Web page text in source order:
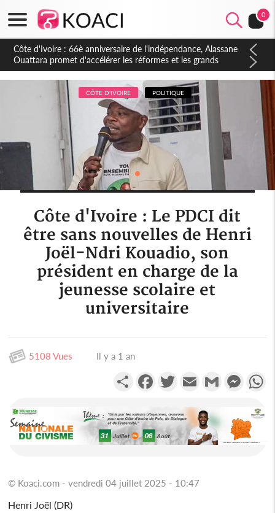
0
Côte d'Ivoire : À Abidjan, Amadou Oury Bah admire le modèle
ivoirien et veut s'en inspirer pour accélérer le développement
de la Guinée
CÔTE D'IVOIRE POLITIQUE
Côte d'Ivoire : Le PDCI dit
être sans nouvelles de Henri
Joël-Ndri Kouadio, son
président en charge de la
jeunesse scolaire et
universitaire
5108 Vues Il y a 1 an
PartagerFacebookTwitterEmail Gmail
© Koaci.com - vendredi 04 juillet 2025 - 10:47
Henri Joël (DR)